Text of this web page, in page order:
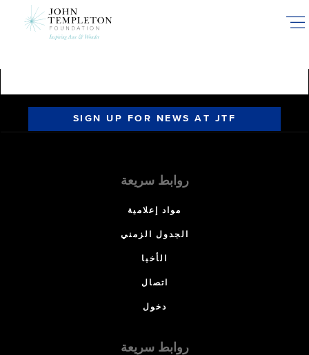
SIGN UP FOR NEWS AT JTF
روابط سريعة
مواد إعلامية
الجدول الزمني
الأخبا
اتصال
دخول
روابط سريعة